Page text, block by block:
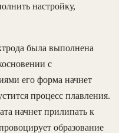
настройку,
была выполнена
с
его форма начнет
процесс плавления.
начнет прилипать к
образование